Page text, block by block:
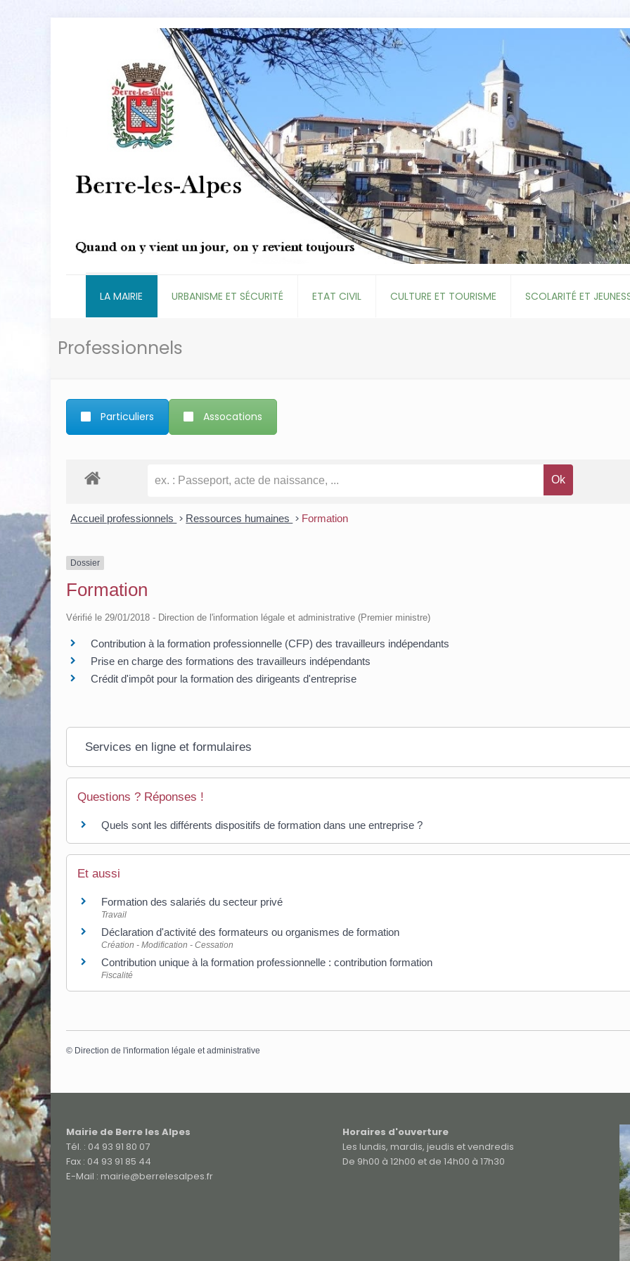
LA MAIRIE URBANISME ET SÉCURITÉ ETAT CIVIL CULTURE ET TOURISME SCOLARITÉ ET
Professionnels
Particuliers Assocations
Accueil professionnels > Ressources humaines > Formation
Dossier
Formation
Vérifié le 29/01/2018 - Direction de l'information légale et administrative (Premier ministre)
Contribution à la formation professionnelle (CFP) des travailleurs indépendants
Prise en charge des formations des travailleurs indépendants
Crédit d'impôt pour la formation des dirigeants d'entreprise
Services en ligne et formulaires
Questions ? Réponses !
Quels sont les différents dispositifs de formation dans une entreprise ?
Et aussi
Formation des salariés du secteur privé
Travail
Déclaration d'activité des formateurs ou organismes de formation
Création - Modification - Cessation
Contribution unique à la formation professionnelle : contribution formation
Fiscalité
© Direction de l'information légale et administrative
Mairie de Berre les Alpes
Tél. : 04 93 91 80 07
Fax : 04 93 91 85 44
E-Mail : mairie@berrelesalpes.fr
Horaires d'ouverture
Les lundis, mardis, jeudis et vendredis
De 9h00 à 12h00 et de 14h00 à 17h30